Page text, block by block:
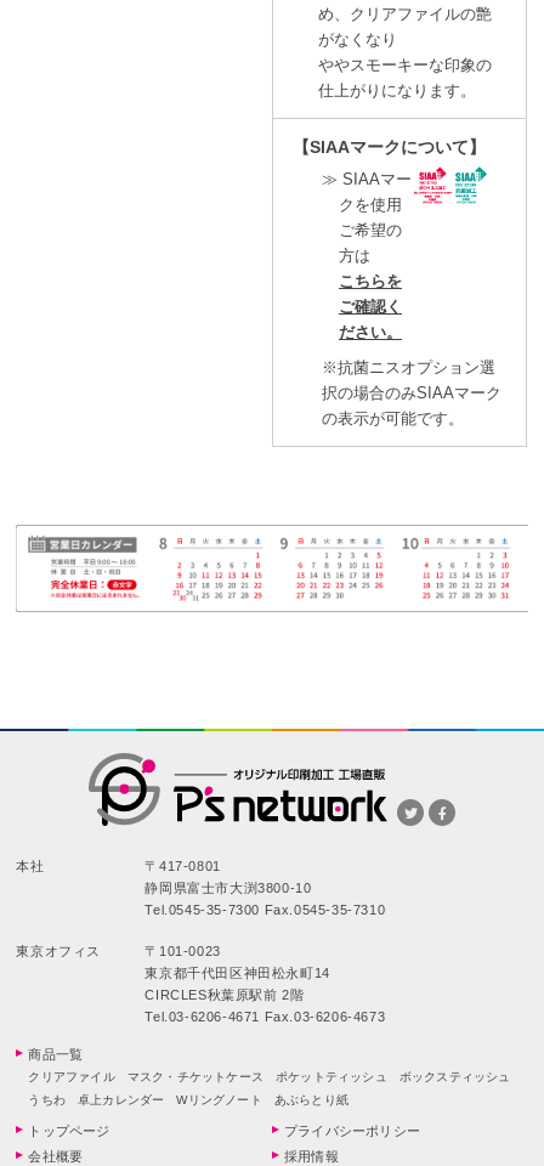
め、クリアファイルの艶
がなくなり
ややスモーキーな印象の
仕上がりになります。
【SIAAマークについて】
≫ SIAAマー
クを使用
ご希望の
方は
こちらを
ご確認く
ださい。
※抗菌ニスオプション選
択の場合のみSIAAマーク
の表示が可能です。
本社
〒417-0801
静岡県富士市大渕3800-10
Tel.0545-35-7300 Fax.0545-35-7310
東京オフィス
〒101-0023
東京都千代田区神田松永町14
CIRCLES秋葉原駅前 2階
Tel.03-6206-4671 Fax.03-6206-4673
商品一覧
クリアファイル マスク・チケットケース ポケットティッシュ
ボックスティッシュ
うちわ
卓上カレンダー Wリングノート あぶらとり紙
トップページ
プライバシーポリシー
会社概要
採用情報